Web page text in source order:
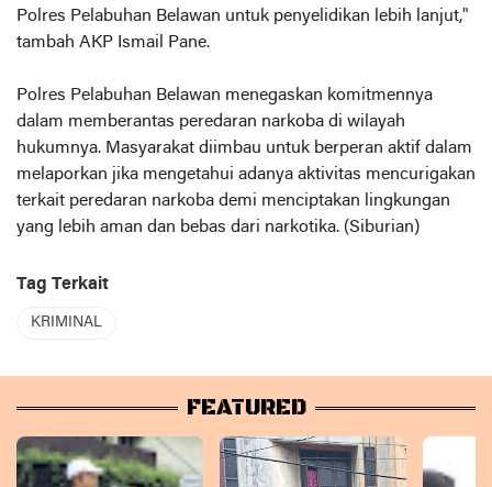
Polres Pelabuhan Belawan untuk penyelidikan lebih lanjut,"
tambah AKP Ismail Pane.
Polres Pelabuhan Belawan menegaskan komitmennya
dalam memberantas peredaran narkoba di wilayah
hukumnya. Masyarakat diimbau untuk berperan aktif dalam
melaporkan jika mengetahui adanya aktivitas mencurigakan
terkait peredaran narkoba demi menciptakan lingkungan
yang lebih aman dan bebas dari narkotika. (Siburian)
Tag Terkait
KRIMINAL
FEATURED